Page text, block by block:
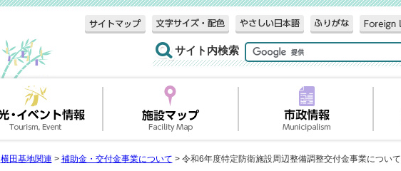
サイト内検索
横田基地関連 > 補助金・交付金事業について > 令和6年度特定防衛施設周辺整備調整交付金事業について